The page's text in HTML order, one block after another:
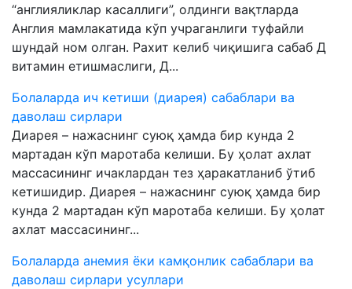
“англияликлар касаллиги”, олдинги вақтларда
Англия мамлакатида кўп учраганлиги туфайли
шундай ном олган. Рахит келиб чиқишига сабаб Д
витамин етишмаслиги, Д...
Болаларда ич кетиши (диарея) сабаблари ва
даволаш сирлари
Диарея – нажаснинг суюқ ҳамда бир кунда 2
мартадан кўп маротаба келиши. Бу ҳолат ахлат
массасининг ичаклардан тез ҳаракатланиб ўтиб
кетишидир. Диарея – нажаснинг суюқ ҳамда бир
кунда 2 мартадан кўп маротаба келиши. Бу ҳолат
ахлат массасининг...
Болаларда анемия ёки камқонлик сабаблари ва
даволаш сирлари усуллари